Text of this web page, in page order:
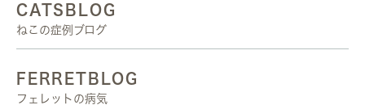
CATSBLOG
ねこの症例ブログ
FERRETBLOG
フェレットの病気